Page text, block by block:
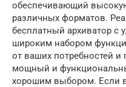
обеспечивающий
различных форматов.
бесплатный архиватор с
широким набором
от ваших потребностей
мощный и
хорошим выбором. Если